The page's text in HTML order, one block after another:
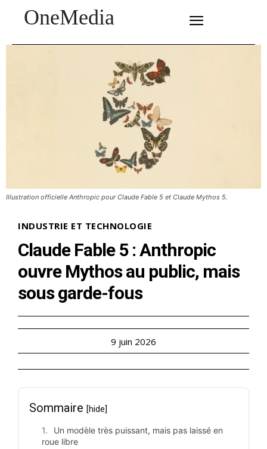
OneMedia
Illustration officielle Anthropic pour Claude Fable 5 et Claude Mythos 5.
INDUSTRIE ET TECHNOLOGIE
Claude Fable 5 : Anthropic
ouvre Mythos au public, mais
sous garde-fous
9 juin 2026
Sommaire [hide]
Un modèle très puissant, mais pas laissé en
roue libre